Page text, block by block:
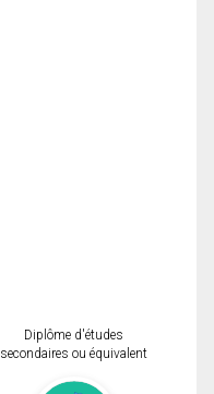
Diplôme d'études
secondaires ou équivalent